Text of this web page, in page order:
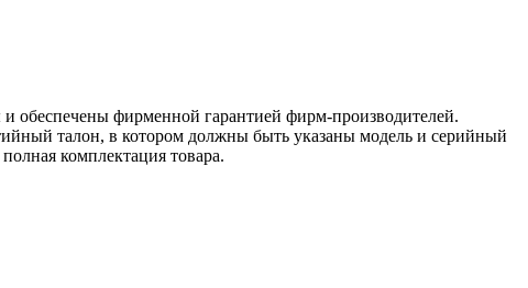
обеспечены фирменной гарантией фирм-производителей.
талон, в котором должны быть указаны модель и серийный
комплектация товара.